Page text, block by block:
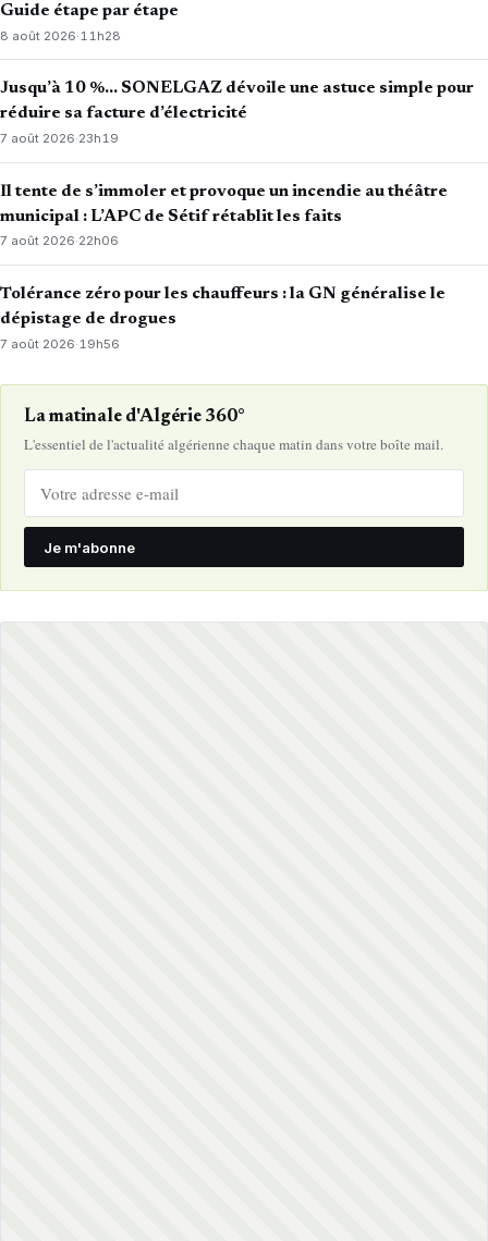
Guide étape par étape
8 août 2026· 11h28
Jusqu’à 10 %… SONELGAZ dévoile une astuce simple pour
réduire sa facture d’électricité
7 août 2026·23h19
Il tente de s’immoler et provoque un incendie au théâtre
municipal : L’APC de Sétif rétablit les faits
7 août 2026·22h06
Tolérance zéro pour les chauffeurs : la GN généralise le
dépistage de drogues
7 août 2026· 19h56
La matinale d'Algérie 360°
L'essentiel de l'actualité algérienne chaque matin dans votre boîte mail.
Je m'abonne